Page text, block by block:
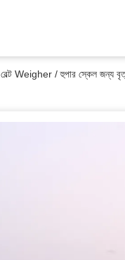
বেল্ট Weigher / হুপার স্কেল জন্য